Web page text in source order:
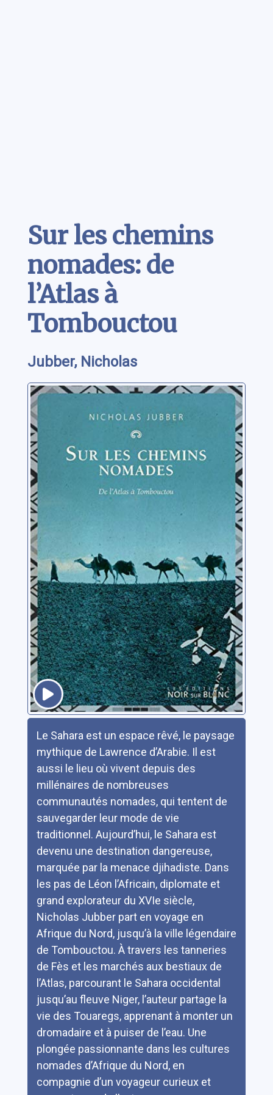
Sur les chemins
nomades: de
l’Atlas à
Tombouctou
Jubber, Nicholas
Le Sahara est un espace rêvé, le paysage
mythique de Lawrence d’Arabie. Il est
aussi le lieu où vivent depuis des
millénaires de nombreuses
communautés nomades, qui tentent de
sauvegarder leur mode de vie
traditionnel. Aujourd’hui, le Sahara est
devenu une destination dangereuse,
marquée par la menace djihadiste. Dans
les pas de Léon l’Africain, diplomate et
grand explorateur du XVIe siècle,
Nicholas Jubber part en voyage en
Afrique du Nord, jusqu’à la ville légendaire
de Tombouctou. À travers les tanneries
de Fès et les marchés aux bestiaux de
l’Atlas, parcourant le Sahara occidental
jusqu’au fleuve Niger, l’auteur partage la
vie des Touaregs, apprenant à monter un
dromadaire et à puiser de l’eau. Une
plongée passionnante dans les cultures
nomades d’Afrique du Nord, en
compagnie d’un voyageur curieux et